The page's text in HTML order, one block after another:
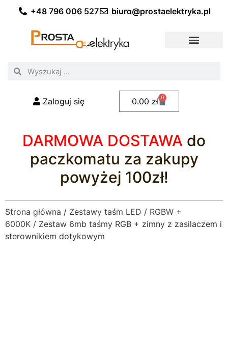
+48 796 006 527 biuro@prostaelektryka.pl
Zaloguj się 0.00 zł 0
DARMOWA DOSTAWA do
paczkomatu za zakupy
powyżej 100zł!
Strona główna / Zestawy taśm LED / RGBW +
6000K / Zestaw 6mb taśmy RGB + zimny z zasilaczem i
sterownikiem dotykowym